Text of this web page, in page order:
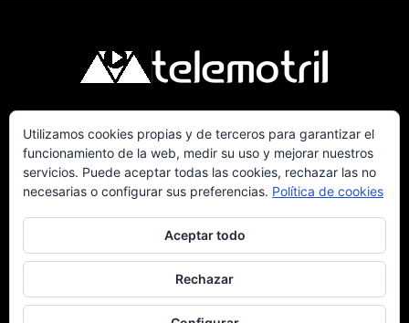
Telemotril, la Televisión Digital de la Costa
Tropical de Granada. Siguenos en Fm a traves
del 107.7 en OndaSur Motril.
Política de cookies Más información sobre las cookies Contacto
Utilizamos cookies propias y de terceros para garantizar el
funcionamiento de la web, medir su uso y mejorar nuestros
servicios. Puede aceptar todas las cookies, rechazar las no
necesarias o configurar sus preferencias. Política de cookies
Aceptar todo
Rechazar